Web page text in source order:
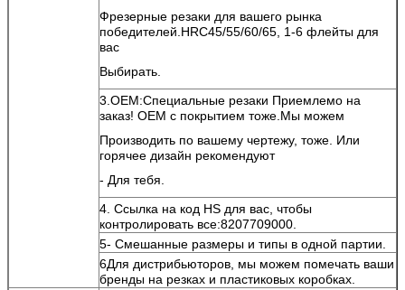
Фрезерные резаки для вашего рынка
победителей.HRC45/55/60/65, 1-6 флейты для
вас
Выбирать.
3.OEM:Специальные резаки Приемлемо на
заказ! OEM с покрытием тоже.Мы можем
Производить по вашему чертежу, тоже. Или
горячее дизайн рекомендуют
- Для тебя.
4. Ссылка на код HS для вас, чтобы
контролировать все:8207709000.
5- Смешанные размеры и типы в одной партии.
6Для дистрибьюторов, мы можем помечать ваши
бренды на резках и пластиковых коробках.